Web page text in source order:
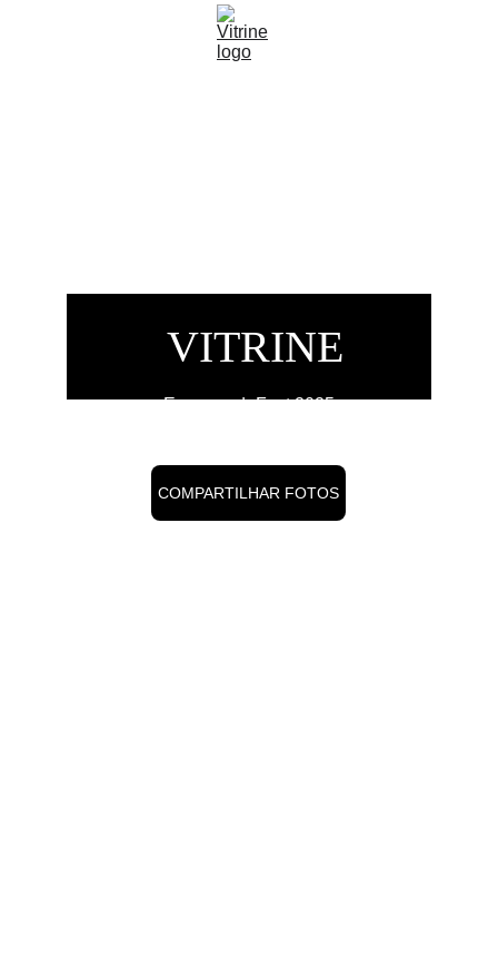
VITRINE
EmpreendeFest 2025
COMPARTILHAR FOTOS